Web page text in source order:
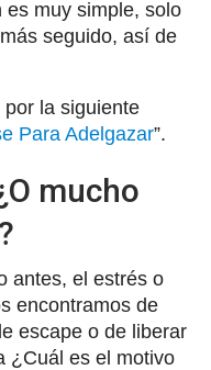
es muy simple, solo
seguido, así de
la siguiente
Para Adelgazar”.
mucho
antes, el estrés o
encontramos de
escape o de liberar
¿Cuál es el motivo